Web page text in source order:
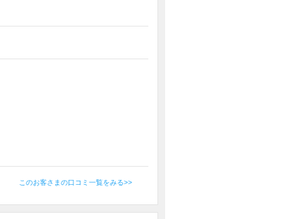
このお客さまの口コミ一覧をみる>>